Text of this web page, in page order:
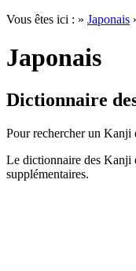
Vous êtes ici : » Japonais
Japonais
Dictionnaire
Pour rechercher un Kanji
Le dictionnaire des Kanji
supplémentaires.